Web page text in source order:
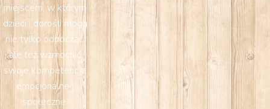
miejscem, w którym
dzieci i dorośli mogą
nie tylko odpocząć,
ale też wzmocnić
swoje kompetencje
emocjonalne i
społeczne.